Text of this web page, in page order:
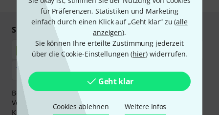
für Präferenzen, Statistiken und Marketing
einfach durch einen Klick auf „Geht klar“ zu (alle
anzeigen).
Sie können Ihre erteilte Zustimmung jederzeit
über die Cookie-Einstellungen (hier) widerrufen.
Geht klar
Cookies ablehnen Weitere Infos
Sicher einkaufen & bezahlen
Bezahlen Sie vertraulich und sicher per Nachnahme,
Vorkasse, PayPal, Amazon Pay,
Klarna Sofort bezahlen
Klarna Ratenzahlungoder Kreditkarte.